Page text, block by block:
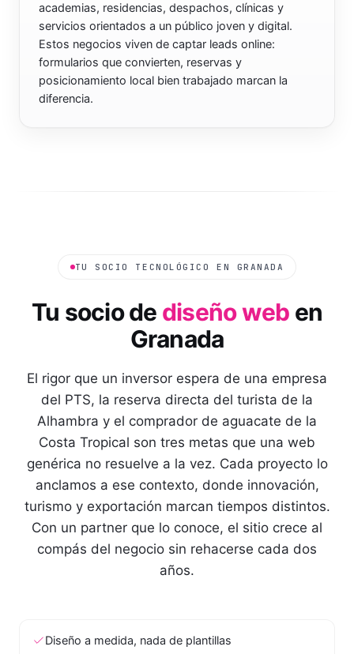
academias, residencias, despachos, clínicas y
servicios orientados a un público joven y digital.
Estos negocios viven de captar leads online:
formularios que convierten, reservas y
posicionamiento local bien trabajado marcan la
diferencia.
TU SOCIO TECNOLÓGICO EN GRANADA
Tu socio de diseño web en
Granada
El rigor que un inversor espera de una empresa
del PTS, la reserva directa del turista de la
Alhambra y el comprador de aguacate de la
Costa Tropical son tres metas que una web
genérica no resuelve a la vez. Cada proyecto lo
anclamos a ese contexto, donde innovación,
turismo y exportación marcan tiempos distintos.
Con un partner que lo conoce, el sitio crece al
compás del negocio sin rehacerse cada dos
años.
Diseño a medida, nada de plantillas